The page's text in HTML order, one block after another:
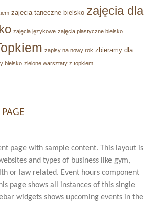
zajecia taneczne bielsko zajęcia dla
zajęcia językowe zajęcia plastyczne bielsko
zapisy na nowy rok zbieramy dla
bielsko zielone warsztaty z topkiem
page with sample content. This layout is
and types of business like gym,
or law related. Event hours component
page shows all instances of this single
widgets shows upcoming events in the